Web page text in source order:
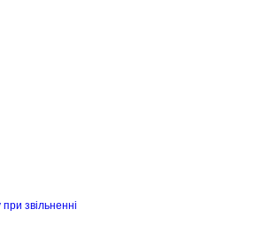
звільненні